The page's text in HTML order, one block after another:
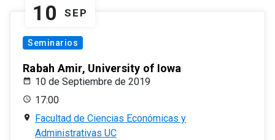
10 SEP
Seminarios
Rabah Amir, University of Iowa
10 de Septiembre de 2019
17:00
Facultad de Ciencias Económicas y
Administrativas UC